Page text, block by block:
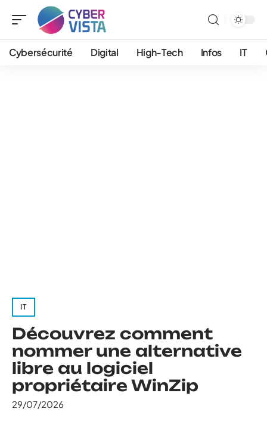
Cybersécurité Digital High-Tech Infos IT
IT
Découvrez comment
nommer une alternative
libre au logiciel
propriétaire WinZip
29/07/2026